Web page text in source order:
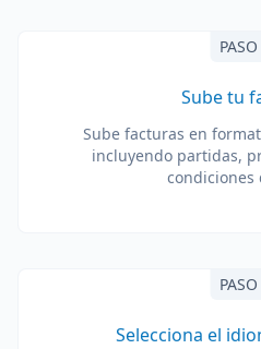
PASO
Sube tu
Sube facturas en
incluyendo partidas,
condiciones
Selecciona el